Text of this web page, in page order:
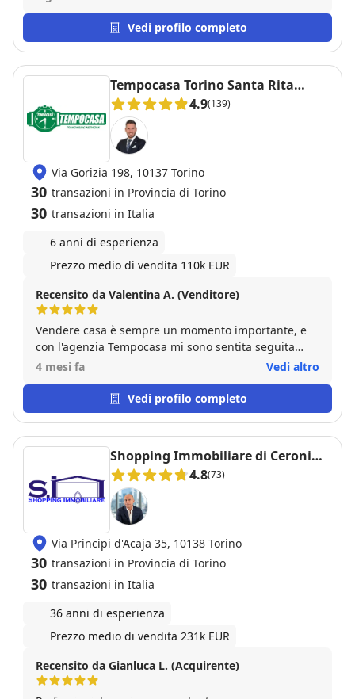
grazie particolare a Ciro, che è stato sempre
presente e attento, rendendo tutto il processo molto
questa agenzia a chiunque cerchi un servizio serio,
competente e fatto con il cuore!
Vedi profilo completo
Tempocasa Torino Santa Rita
Mirafiori Nord4.9(139)
Via Gorizia 198, 10137 Torino
30 transazioni in Provincia di Torino
30 transazioni in Italia
6 anni di esperienza
Prezzo medio di vendita 110k EUR
Recensito da Valentina A. (Venditore)
Vendere casa è sempre un momento importante, e
con l'agenzia Tempocasa mi sono sentita seguita
davvero dall’inizio alla fine. Ho trovato persone
dubbio, senza mai farmi sentire “uno dei tanti”. Mi
hanno accompagnato passo dopo passo con grande
davvero la differenza. Consiglio Tempocasa a chi
cerca non solo competenza, ma anche attenzione e
fiducia.
4 mesi fa Vedi altro
Vedi profilo completo
Shopping Immobiliare di Ceroni
Fabrizio
4.8(73)
Via Principi d'Acaja 35, 10138 Torino
30 transazioni in Provincia di Torino
30 transazioni in Italia
36 anni di esperienza
Prezzo medio di vendita 231k EUR
Recensito da Gianluca L. (Acquirente)